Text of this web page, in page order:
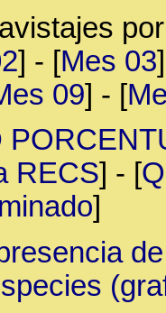
] - [Mes 03
09] - [
RECS] - [
]